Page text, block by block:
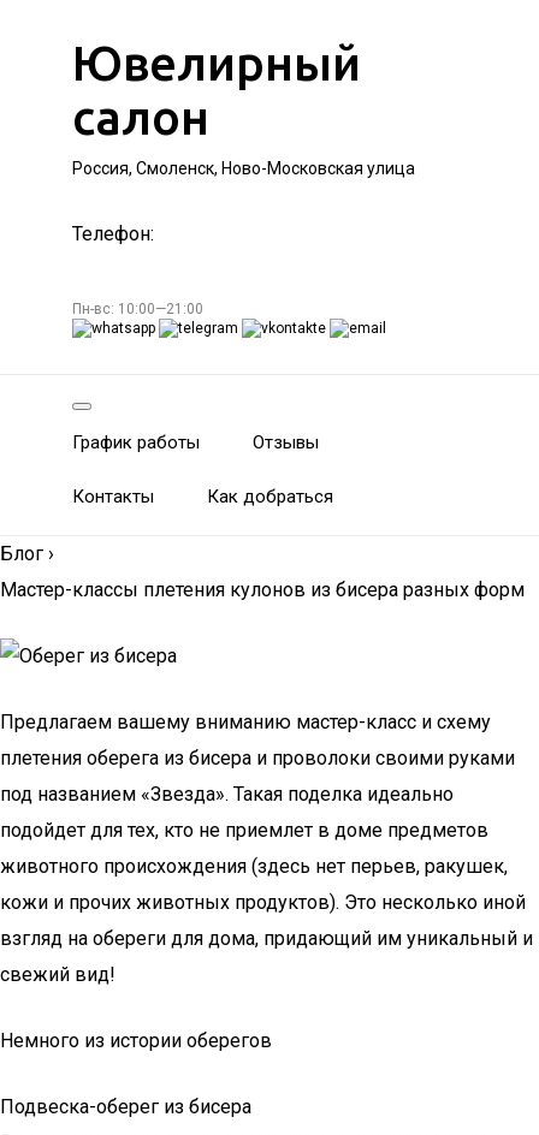
Ювелирный
салон
Россия, Смоленск, Ново-Московская улица
Телефон:
Пн-вс: 10:00—21:00
График работы Отзывы
Контакты Как добраться
Блог ›
Мастер-классы плетения кулонов из бисера разных форм
Предлагаем вашему вниманию мастер-класс и схему
плетения оберега из бисера и проволоки своими руками
под названием «Звезда». Такая поделка идеально
подойдет для тех, кто не приемлет в доме предметов
животного происхождения (здесь нет перьев, ракушек,
кожи и прочих животных продуктов). Это несколько иной
взгляд на обереги для дома, придающий им уникальный и
свежий вид!
Немного из истории оберегов
Подвеска-оберег из бисера